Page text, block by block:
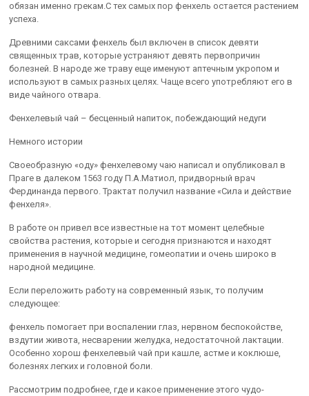
обязан именно грекам.С тех самых пор фенхель остается растением
успеха.
Древними саксами фенхель был включен в список девяти
священных трав, которые устраняют девять первопричин
болезней. В народе же траву еще именуют аптечным укропом и
используют в самых разных целях. Чаще всего употребляют его в
виде чайного отвара.
Фенхелевый чай – бесценный напиток, побеждающий недуги
Немного истории
Своеобразную «оду» фенхелевому чаю написал и опубликовал в
Праге в далеком 1563 году П.А.Матиол, придворный врач
Фердинанда первого. Трактат получил название «Сила и действие
фенхеля».
В работе он привел все известные на тот момент целебные
свойства растения, которые и сегодня признаются и находят
применения в научной медицине, гомеопатии и очень широко в
народной медицине.
Если переложить работу на современный язык, то получим
следующее:
фенхель помогает при воспалении глаз, нервном беспокойстве,
вздутии живота, несварении желудка, недостаточной лактации.
Особенно хорош фенхелевый чай при кашле, астме и коклюше,
болезнях легких и головной боли.
Рассмотрим подробнее, где и какое применение этого чудо-